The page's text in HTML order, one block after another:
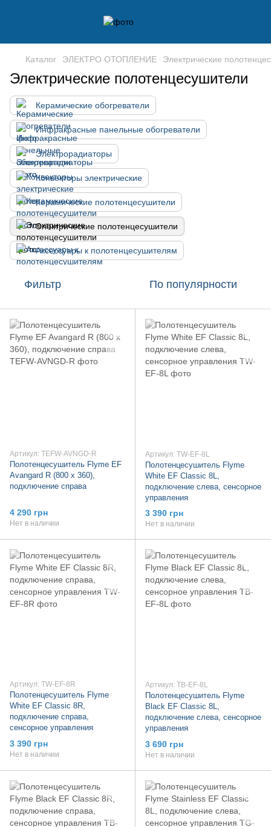
Каталог ЭЛЕКТРО ОТОПЛЕНИЕ Электрические
Электрические полотенцесушители
Керамические обогреватели
Инфракрасные панельные обогреватели
Электрорадиаторы
Конвекторы электрические
Керамические полотенцесушители
Электрические полотенцесушители
Аксессуары к полотенцесушителям
Фильтр По популярности
Артикул: TEFW-AVNGD-R
Полотенцесушитель Flyme EF
Avangard R (800 х 360),
подключение справа
4 290 грн
Нет в наличии
Артикул: TW-EF-8L
Полотенцесушитель Flyme
White EF Classic 8L,
подключение слева, сенсорное
управления
3 390 грн
Нет в наличии
Артикул: TW-EF-8R
Полотенцесушитель Flyme
White EF Classic 8R,
подключение справа,
сенсорное управления
3 390 грн
Нет в наличии
Артикул: TB-EF-8L
Полотенцесушитель Flyme
Black EF Classic 8L,
подключение слева, сенсорное
управления
3 690 грн
Нет в наличии